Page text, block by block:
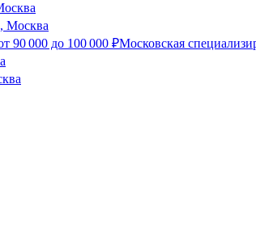
Москва
90 000 до 100 000 ₽Московская